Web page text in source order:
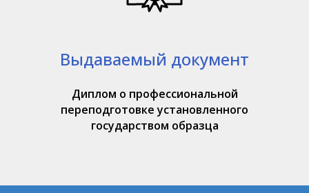
Выдаваемый документ
Диплом о профессиональной
переподготовке установленного
государством образца